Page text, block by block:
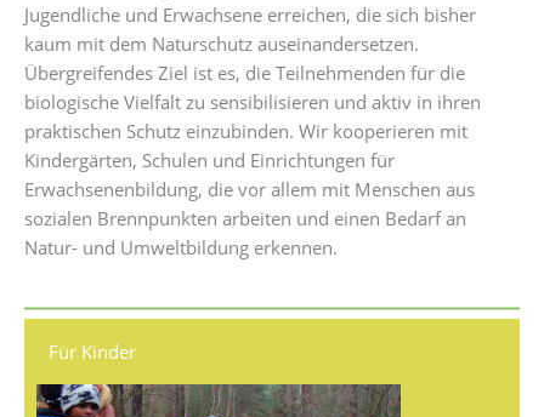
Jugendliche und Erwachsene erreichen, die sich bisher
kaum mit dem Naturschutz auseinandersetzen.
Übergreifendes Ziel ist es, die Teilnehmenden für die
biologische Vielfalt zu sensibilisieren und aktiv in ihren
praktischen Schutz einzubinden. Wir kooperieren mit
Kindergärten, Schulen und Einrichtungen für
Erwachsenenbildung, die vor allem mit Menschen aus
sozialen Brennpunkten arbeiten und einen Bedarf an
Natur- und Umweltbildung erkennen.
Für Kinder